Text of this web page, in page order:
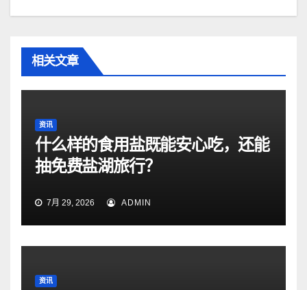
相关文章
资讯
什么样的食用盐既能安心吃，还能
抽免费盐湖旅行？
7月 29, 2026 ADMIN
资讯